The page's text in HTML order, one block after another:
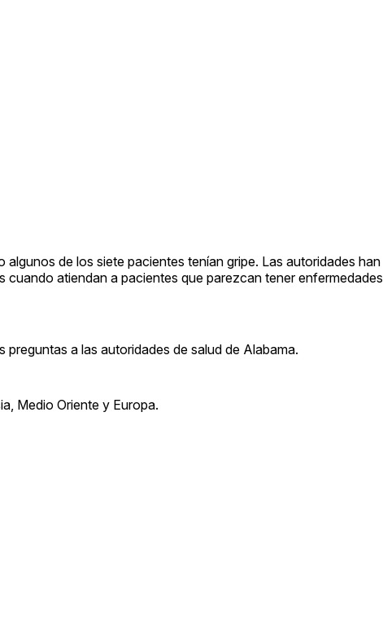
de los siete pacientes tenían gripe. Las autoridades han
atiendan a pacientes que parezcan tener enfermedades
a las autoridades de salud de Alabama.
Medio Oriente y Europa.